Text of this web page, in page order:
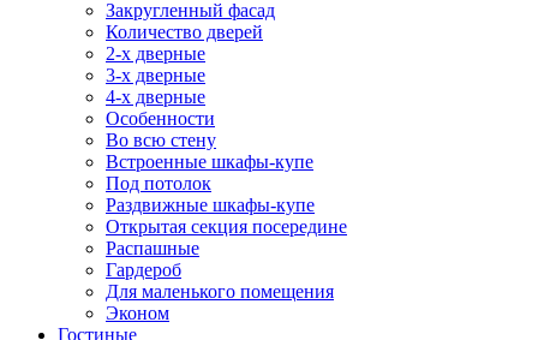
Закругленный фасад
Количество дверей
2-х дверные
3-х дверные
4-х дверные
Особенности
Во всю стену
Встроенные шкафы-купе
Под потолок
Раздвижные шкафы-купе
Открытая секция посередине
Распашные
Гардероб
Для маленького помещения
Эконом
Гостиные